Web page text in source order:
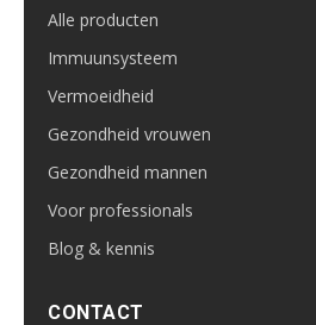
Alle producten
Immuunsysteem
Vermoeidheid
Gezondheid vrouwen
Gezondheid mannen
Voor professionals
Blog & kennis
CONTACT